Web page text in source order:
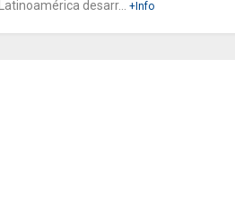
Latinoamérica desarr...
+Info